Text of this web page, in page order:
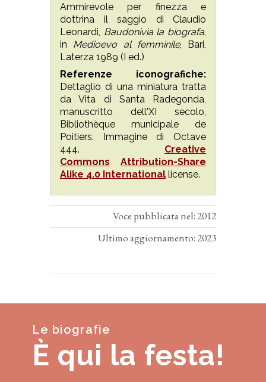
Ammirevole per finezza e
dottrina il saggio di Claudio
Leonardi, Baudonivia la biografa,
in Medioevo al femminile, Bari,
Laterza 1989 (I ed.)
Referenze iconografiche:
Dettaglio di una miniatura tratta
da Vita di Santa Radegonda,
manuscritto dell'XI secolo,
Bibliothèque municipale de
Poitiers. Immagine di Octave
444. Creative
Commons
Attribution-Share
Alike 4.0 International license.
Voce pubblicata nel: 2012
Ultimo aggiornamento: 2023
Le biografie
È qui la festa!